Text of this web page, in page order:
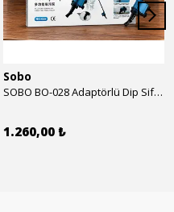
Sobo
SOBO BO-028 Adaptörlü Dip Sifonu 1700 Lth 28 W
1.260,00 ₺